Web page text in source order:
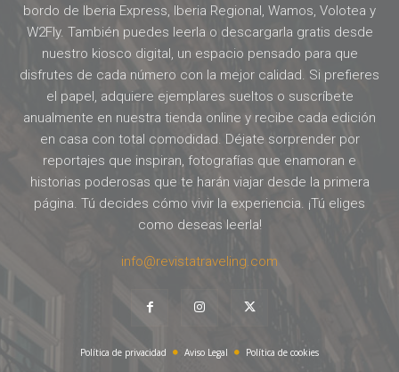
bordo de Iberia Express, Iberia Regional, Wamos, Volotea y
W2Fly. También puedes leerla o descargarla gratis desde
nuestro kiosco digital, un espacio pensado para que
disfrutes de cada número con la mejor calidad. Si prefieres
el papel, adquiere ejemplares sueltos o suscríbete
anualmente en nuestra tienda online y recibe cada edición
en casa con total comodidad. Déjate sorprender por
reportajes que inspiran, fotografías que enamoran e
historias poderosas que te harán viajar desde la primera
página. Tú decides cómo vivir la experiencia. ¡Tú eliges
como deseas leerla!
info@revistatraveling.com
Política de privacidad Aviso Legal Política de cookies